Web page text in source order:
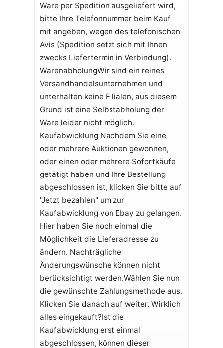
Ware per Spedition ausgeliefert wird,
bitte Ihre Telefonnummer beim Kauf
mit angeben, wegen des telefonischen
Avis (Spedition setzt sich mit Ihnen
zwecks Liefertermin in Verbindung).
WarenabholungWir sind ein reines
Versandhandelsunternehmen und
unterhalten keine Filialen, aus diesem
Grund ist eine Selbstabholung der
Ware leider nicht möglich.
Kaufabwicklung Nachdem Sie eine
oder mehrere Auktionen gewonnen,
oder einen oder mehrere Sofortkäufe
getätigt haben und Ihre Bestellung
abgeschlossen ist, klicken Sie bitte auf
"Jetzt bezahlen" um zur
Kaufabwicklung von Ebay zu gelangen.
Hier haben Sie noch einmal die
Möglichkeit die Lieferadresse zu
ändern. Nachträgliche
Änderungswünsche können nicht
berücksichtigt werden.Wählen Sie nun
die gewünschte Zahlungsmethode aus.
Klicken Sie danach auf weiter. Wirklich
alles eingekauft?Ist die
Kaufabwicklung erst einmal
abgeschlossen, können dieser